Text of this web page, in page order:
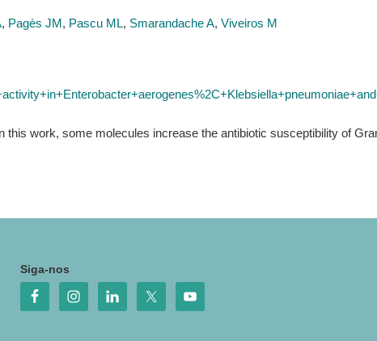
, Pagès JM, Pascu ML, Smarandache A, Viveiros M
work, some molecules increase the antibiotic susceptibility of
Siga-nos